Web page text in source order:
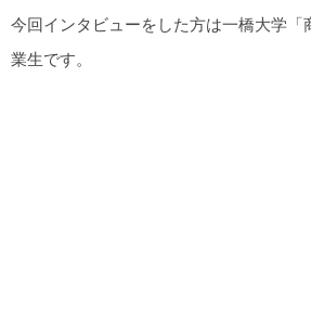
今回インタビューをした方は一橋大学「
業生です。